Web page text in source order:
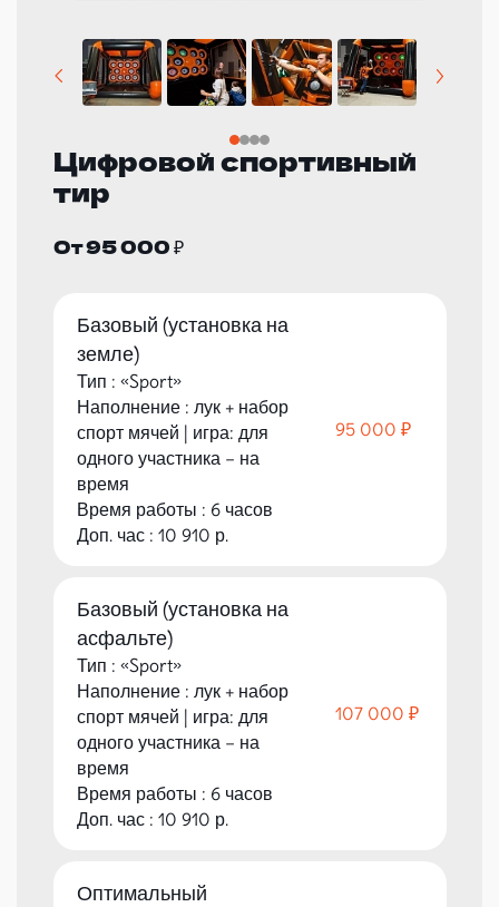
Цифровой спортивный
тир
От 95 000 ₽
Базовый (установка на
земле)
Тип : «Sport»
Наполнение : лук + набор
спорт мячей | игра: для
одного участника – на
время
Время работы : 6 часов
Доп. час : 10 910 р.
95 000 ₽
Базовый (установка на
асфальте)
Тип : «Sport»
Наполнение : лук + набор
спорт мячей | игра: для
одного участника – на
время
Время работы : 6 часов
Доп. час : 10 910 р.
107 000 ₽
Оптимальный